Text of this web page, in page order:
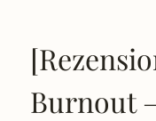
Burnout